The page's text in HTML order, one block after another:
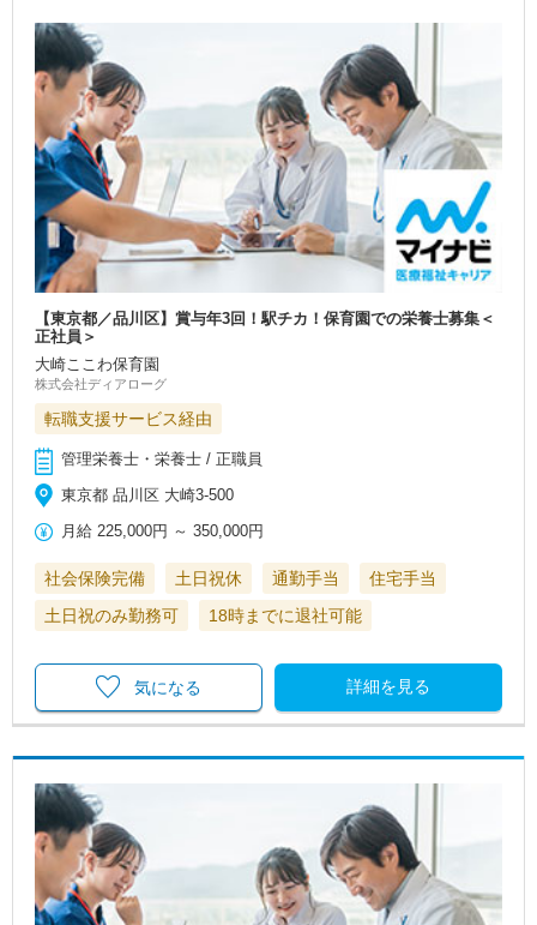
【東京都／品川区】賞与年3回！駅チカ！保育園での栄養士募集＜
正社員＞
大崎ここわ保育園
株式会社ディアローグ
転職支援サービス経由
管理栄養士・栄養士 / 正職員
東京都 品川区 大崎3-500
月給 225,000円 ～350,000円
社会保険完備 土日祝休 通勤手当
住宅手当
土日祝のみ勤務可
18時までに退社可能
詳細を見る
気になる